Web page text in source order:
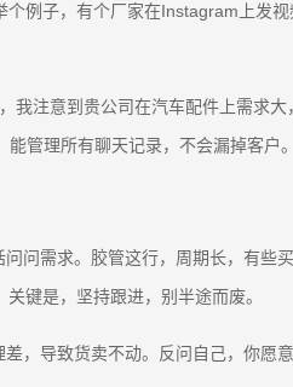
例子，有个厂家在Instagram上发
我注意到贵公司在汽车配件上需求
管理所有聊天记录，不会漏掉客户。
问需求。胶管这行，周期长，有些
键是，坚持跟进，别半途而废。
，导致货卖不动。反问自己，你愿